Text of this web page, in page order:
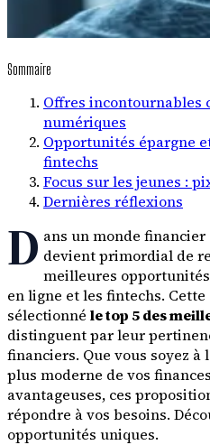
Sommaire
Offres incontournables
numériques
Opportunités épargne
fintechs
Focus sur les jeunes :
Dernières réflexions
D ans un monde
devient primordial de
meilleures
en ligne et les fintechs.
sélectionné le top 5 des
distinguent par leur
financiers. Que vous soyez
plus moderne de vos
avantageuses, ces
répondre à vos besoins.
opportunités uniques.